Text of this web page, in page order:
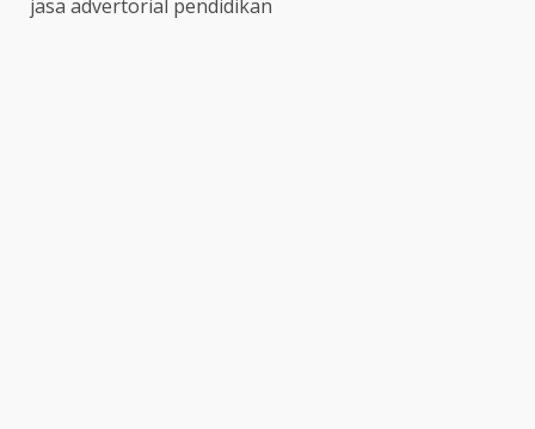
jasa advertorial pendidikan